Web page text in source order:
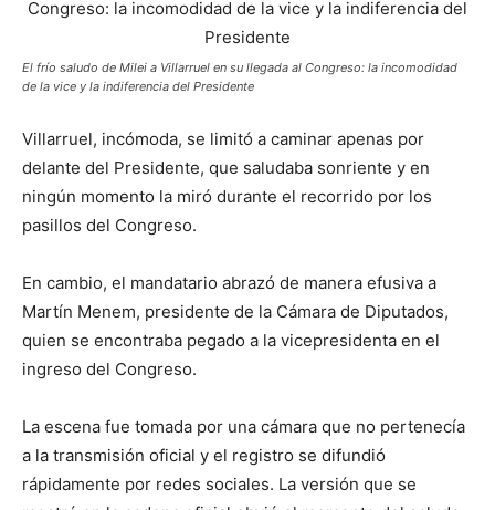
El frío saludo de Milei a Villarruel en su llegada al Congreso: la incomodidad
de la vice y la indiferencia del Presidente
Villarruel, incómoda, se limitó a caminar apenas por
delante del Presidente, que saludaba sonriente y en
ningún momento la miró durante el recorrido por los
pasillos del Congreso.
En cambio, el mandatario abrazó de manera efusiva a
Martín Menem, presidente de la Cámara de Diputados,
quien se encontraba pegado a la vicepresidenta en el
ingreso del Congreso.
La escena fue tomada por una cámara que no pertenecía
a la transmisión oficial y el registro se difundió
rápidamente por redes sociales. La versión que se